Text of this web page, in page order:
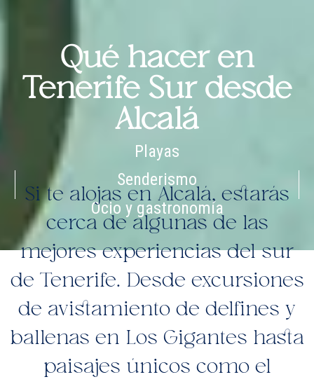
Qué hacer en
Tenerife Sur desde
Alcalá
Playas
Senderismo
Ocio y gastronomía
Si te alojas en Alcalá, estarás
cerca de algunas de las
mejores experiencias del sur
de Tenerife. Desde excursiones
de avistamiento de delfines y
ballenas en Los Gigantes hasta
paisajes únicos como el